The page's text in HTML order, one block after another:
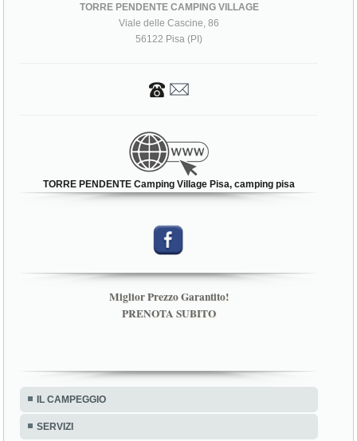
TORRE PENDENTE CAMPING VILLAGE
Viale delle Cascine, 86
56122 Pisa (PI)
TORRE PENDENTE Camping Village Pisa, camping pisa
Miglior Prezzo Garantito!
PRENOTA SUBITO
IL CAMPEGGIO
SERVIZI